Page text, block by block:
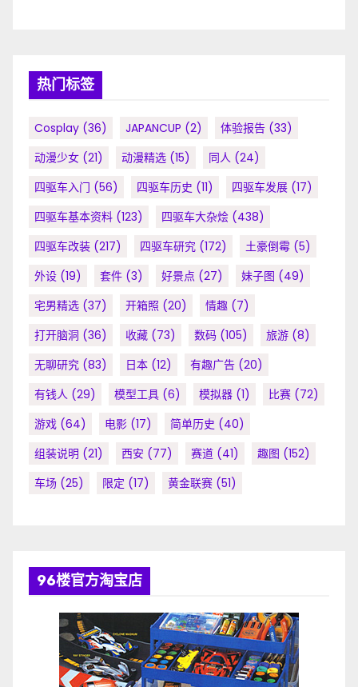
热门标签
Cosplay (36) JAPANCUP (2) 体验报告 (33)
动漫少女 (21) 动漫精选 (15) 同人 (24)
四驱车入门 (56) 四驱车历史 (11) 四驱车发展 (17)
四驱车基本资料 (123) 四驱车大杂烩 (438)
四驱车改装 (217) 四驱车研究 (172) 土豪倒霉 (5)
外设 (19) 套件 (3) 好景点 (27) 妹子图 (49)
宅男精选 (37) 开箱照 (20) 情趣 (7)
打开脑洞 (36) 收藏 (73) 数码 (105) 旅游 (8)
无聊研究 (83) 日本 (12) 有趣广告 (20)
有钱人 (29) 模型工具 (6) 模拟器 (1) 比赛 (72)
游戏 (64) 电影 (17) 简单历史 (40)
组装说明 (21) 西安 (77) 赛道 (41) 趣图 (152)
车场 (25) 限定 (17) 黄金联赛 (51)
96楼官方淘宝店